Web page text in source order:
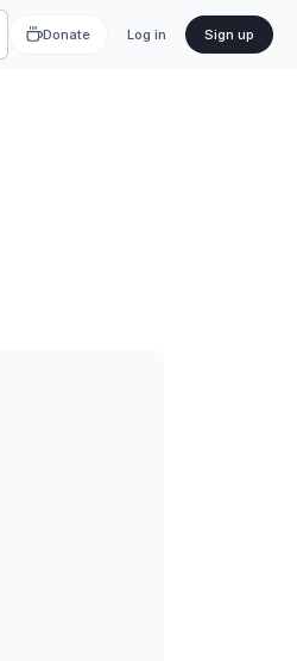
Donate Log in Sign up